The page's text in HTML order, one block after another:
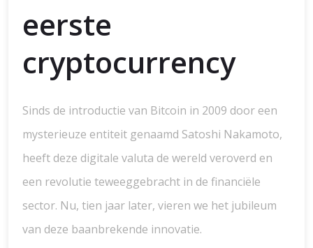
eerste
cryptocurrency
Sinds de introductie van Bitcoin in 2009 door een
mysterieuze entiteit genaamd Satoshi Nakamoto,
heeft deze digitale valuta de wereld veroverd en
een revolutie teweeggebracht in de financiële
sector. Nu, tien jaar later, vieren we het jubileum
van deze baanbrekende innovatie.